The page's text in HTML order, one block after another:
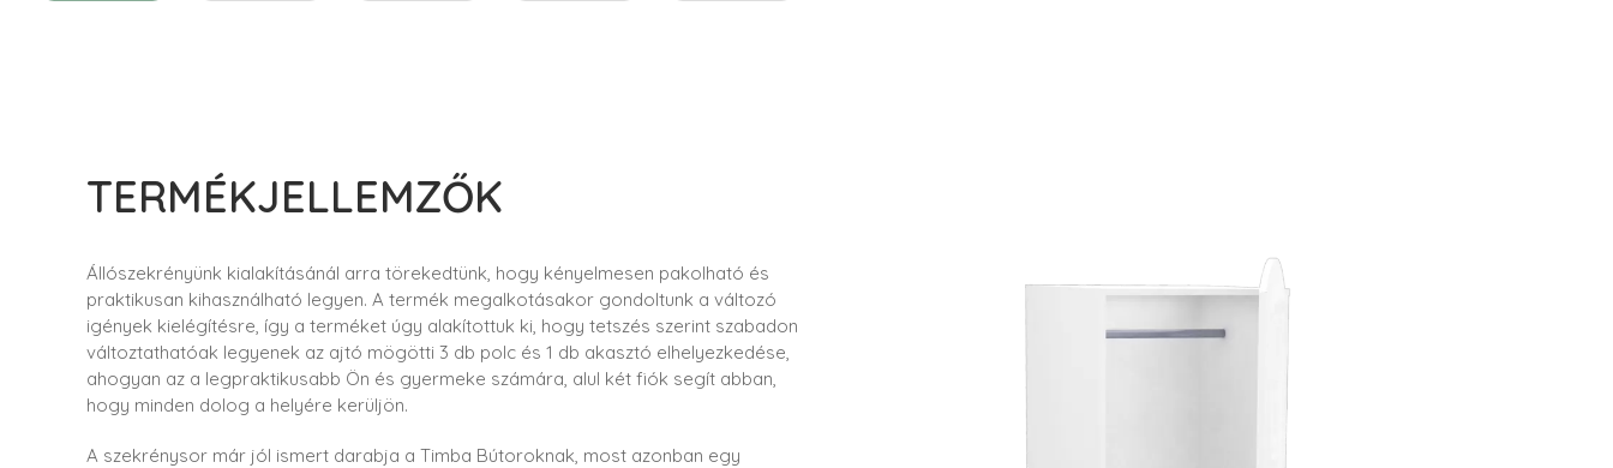
TERMÉKJELLEMZŐK
Állószekrényünk kialakításánál arra törekedtünk, hogy kényelmesen pakolható és
praktikusan kihasználható legyen. A termék megalkotásakor gondoltunk a változó
igények kielégítésre, így a terméket úgy alakítottuk ki, hogy tetszés szerint szabadon
változtathatóak legyenek az ajtó mögötti 3 db polc és 1 db akasztó elhelyezkedése,
ahogyan az a legpraktikusabb Ön és gyermeke számára, alul két fiók segít abban,
hogy minden dolog a helyére kerüljön.
A szekrénysor már jól ismert darabja a Timba Bútoroknak, most azonban egy